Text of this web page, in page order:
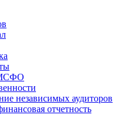
МСФО
независимых аудиторов
отчетность